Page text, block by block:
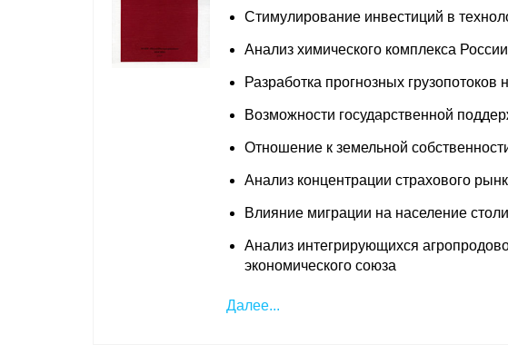
Стимулирование инвестиций в
Анализ химического комплекса
Разработка прогнозных
Возможности государственной
Отношение к земельной
Анализ концентрации страхового
Влияние миграции на население
Анализ интегрирующихся
экономического союза
Далее...